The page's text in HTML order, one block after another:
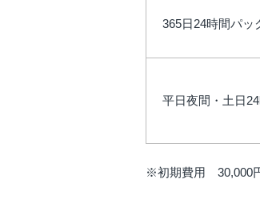
365日24時間パッ
平日夜間・土日
※初期費用 30,000円